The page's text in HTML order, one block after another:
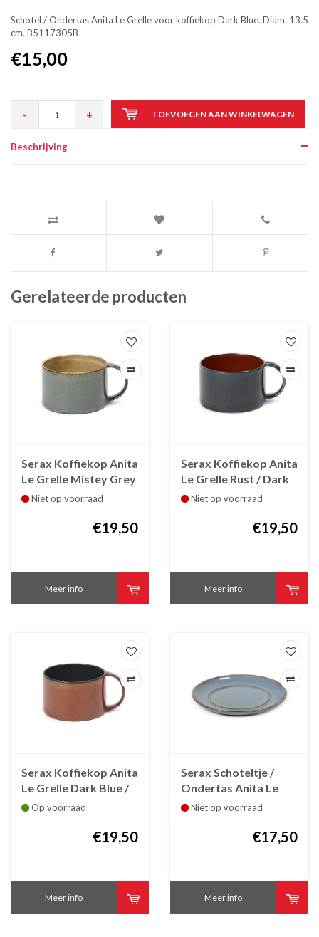
Schotel / Ondertas Anita Le Grelle voor koffiekop Dark Blue. Diam. 13.5
cm. B5117305B
€15,00
- + TOEVOEGEN AAN WINKELWAGEN
Beschrijving
Gerelateerde producten
Serax Koffiekop Anita
Le Grelle Mistey Grey
/ Smokey Blue
Niet op voorraad
€19,50
Meer info
Serax Koffiekop Anita
Le Grelle Rust / Dark
Blue B5117302B
Niet op voorraad
€19,50
Meer info
Serax Koffiekop Anita
Le Grelle Dark Blue /
Rust B5117302C
Op voorraad
€19,50
Meer info
Serax Schoteltje /
Ondertas Anita Le
Grelle voor koffiekop
Niet op voorraad
€17,50
Meer info